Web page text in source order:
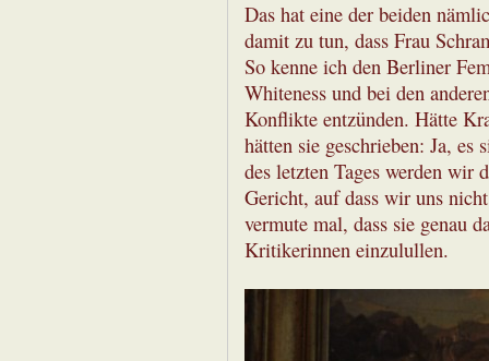
Das hat eine der beiden
damit zu tun, dass Frau
So kenne ich den Berliner
Whiteness und bei den
Konflikte entzünden. Hätte
hätten sie geschrieben: Ja, es
des letzten Tages werden wir
Gericht, auf dass wir uns
vermute mal, dass sie genau
Kritikerinnen einzulullen.